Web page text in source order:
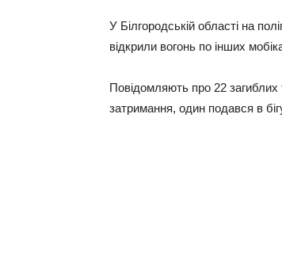
У Білгородській області на
відкрили вогонь по інших
Повідомляють про 22 загиблих
затримання, один подався в